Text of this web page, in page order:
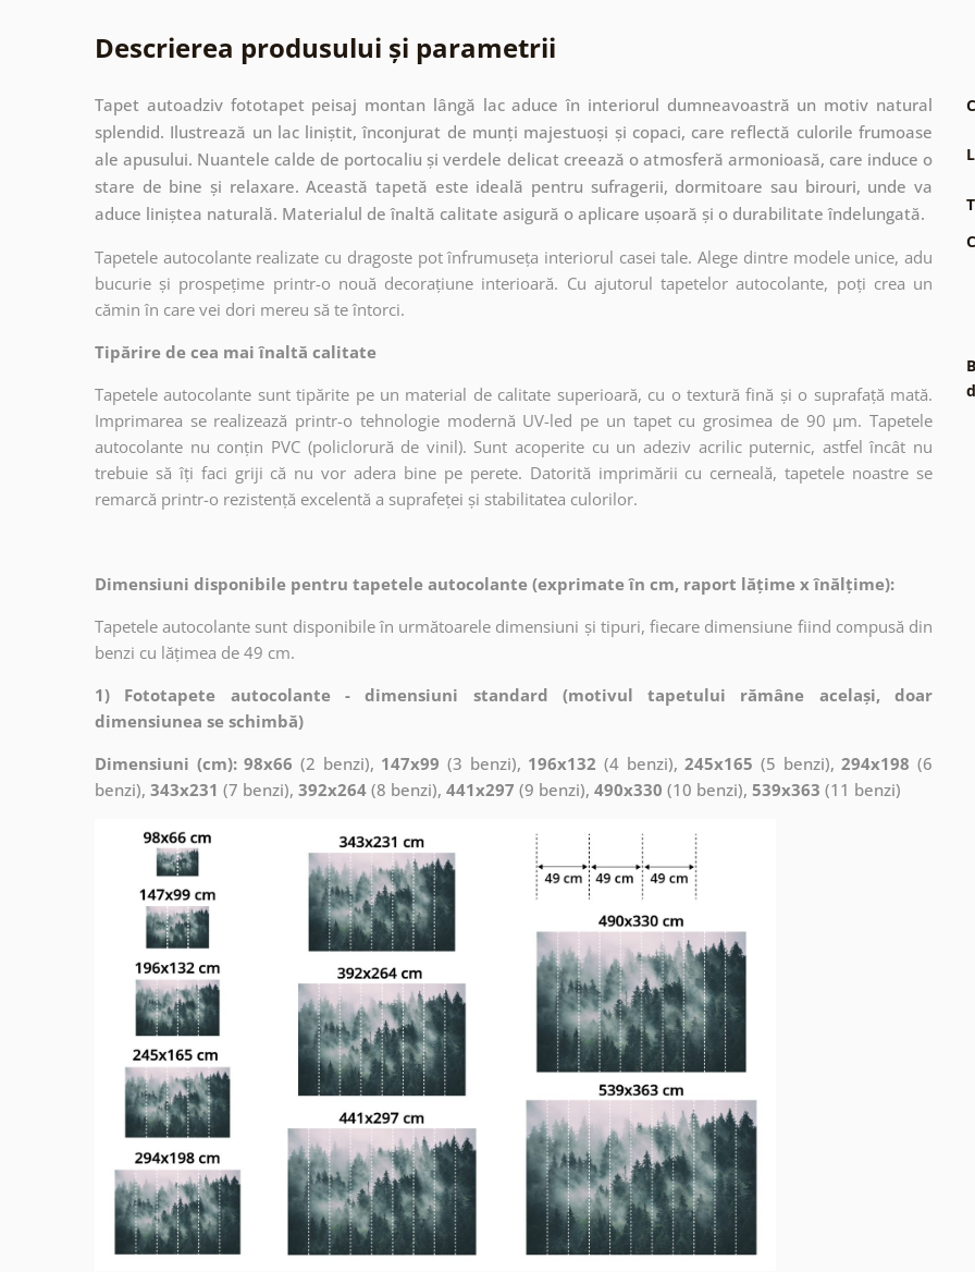
Descrierea produsului și parametrii
Tapet autoadziv fototapet peisaj montan lângă lac aduce în interiorul dumneavoastră un motiv natural
splendid. Ilustrează un lac liniștit, înconjurat de munți majestuoși și copaci, care reflectă culorile frumoase
ale apusului. Nuantele calde de portocaliu și verdele delicat creează o atmosferă armonioasă, care induce o
stare de bine și relaxare. Această tapetă este ideală pentru sufragerii, dormitoare sau birouri, unde va
aduce liniștea naturală. Materialul de înaltă calitate asigură o aplicare ușoară și o durabilitate îndelungată.
Tapetele autocolante realizate cu dragoste pot înfrumuseța interiorul casei tale. Alege dintre modele unice, adu
bucurie și prospețime printr-o nouă decorațiune interioară. Cu ajutorul tapetelor autocolante, poți crea un
cămin în care vei dori mereu să te întorci.
Tipărire de cea mai înaltă calitate
Tapetele autocolante sunt tipărite pe un material de calitate superioară, cu o textură fină și o suprafață mată.
Imprimarea se realizează printr-o tehnologie modernă UV-led pe un tapet cu grosimea de 90 µm. Tapetele
autocolante nu conțin PVC (policlorură de vinil). Sunt acoperite cu un adeziv acrilic puternic, astfel încât nu
trebuie să îți faci griji că nu vor adera bine pe perete. Datorită imprimării cu cerneală, tapetele noastre se
remarcă printr-o rezistență excelentă a suprafeței și stabilitatea culorilor.
Dimensiuni disponibile pentru tapetele autocolante (exprimate în cm, raport lățime x înălțime):
Tapetele autocolante sunt disponibile în următoarele dimensiuni și tipuri, fiecare dimensiune fiind compusă din
benzi cu lățimea de 49 cm.
1) Fototapete autocolante - dimensiuni standard (motivul tapetului rămâne același, doar
dimensiunea se schimbă)
Dimensiuni (cm): 98x66 (2 benzi), 147x99 (3 benzi), 196x132 (4 benzi),245x165 (5 benzi),294x198 (6
benzi), 343x231 (7 benzi), 392x264 (8 benzi), 441x297 (9 benzi), 490x330 (10 benzi), 539x363 (11 benzi)